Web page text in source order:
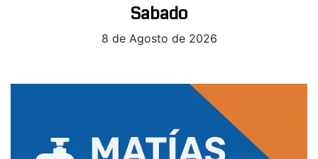
Sabado
8 de Agosto de 2026